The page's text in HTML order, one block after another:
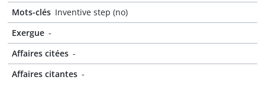
Mots-clés Inventive step (no)
Exergue -
Affaires citées -
Affaires citantes -